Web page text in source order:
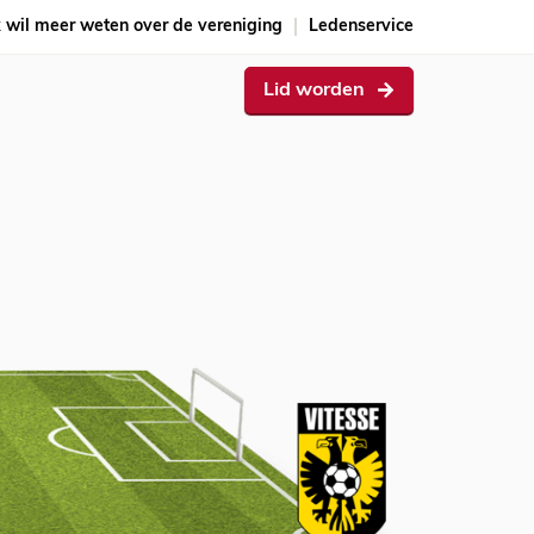
wil meer weten over de vereniging Ledenservice
Lid worden